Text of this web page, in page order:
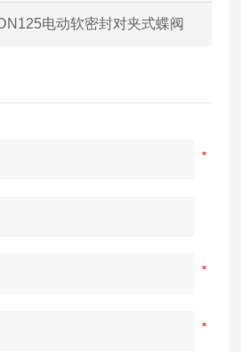
电动软密封对夹式蝶阀